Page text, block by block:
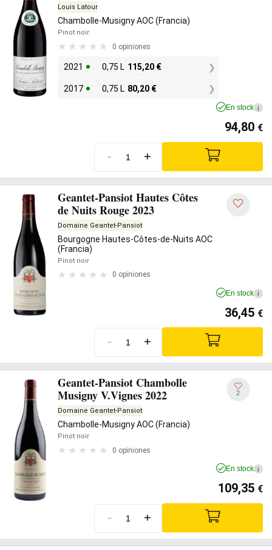
Louis Latour
Chambolle-Musigny AOC (Francia)
Pinot noir
0 opiniones
2021 0,75 L 115,20 €
2017 0,75 L 80,20 €
En stock i
94,80 €
- +
Geantet-Pansiot Hautes Côtes
de Nuits Rouge 2023
Domaine Geantet-Pansiot
Bourgogne Hautes-Côtes-de-Nuits AOC
(Francia)
Pinot noir
0 opiniones
En stock i
36,45 €
- +
Geantet-Pansiot Chambolle
Musigny V.Vignes 2022
Domaine Geantet-Pansiot
Chambolle-Musigny AOC (Francia)
Pinot noir
0 opiniones
2
En stock i
109,35 €
- +